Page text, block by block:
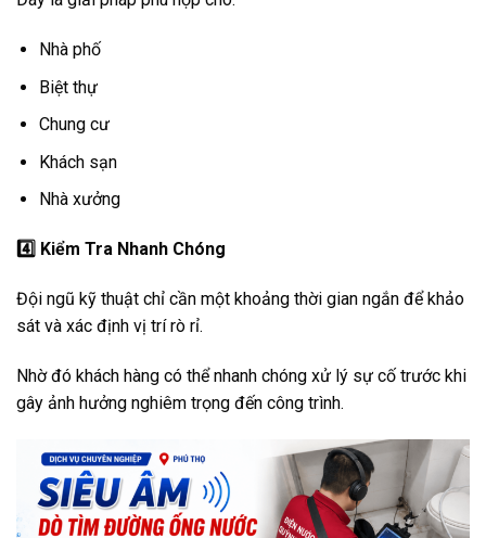
Nhà phố
Biệt thự
Chung cư
Khách sạn
Nhà xưởng
4️ Kiểm Tra Nhanh Chóng
Đội ngũ kỹ thuật chỉ cần một khoảng thời gian ngắn để khảo
sát và xác định vị trí rò rỉ.
Nhờ đó khách hàng có thể nhanh chóng xử lý sự cố trước khi
gây ảnh hưởng nghiêm trọng đến công trình.